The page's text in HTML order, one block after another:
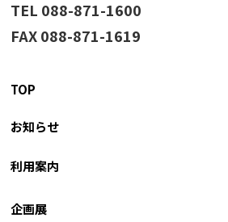
TEL 088-871-1600
FAX 088-871-1619
TOP
お知らせ
利用案内
企画展